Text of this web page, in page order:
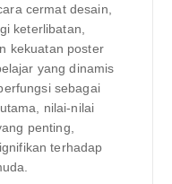
cermat desain,
keterlibatan,
kekuatan poster
yang dinamis
sebagai
nilai-nilai
penting,
terhadap